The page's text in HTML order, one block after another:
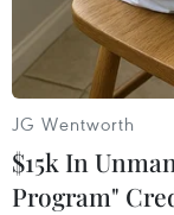
JG Wentworth
$15k In
Program"